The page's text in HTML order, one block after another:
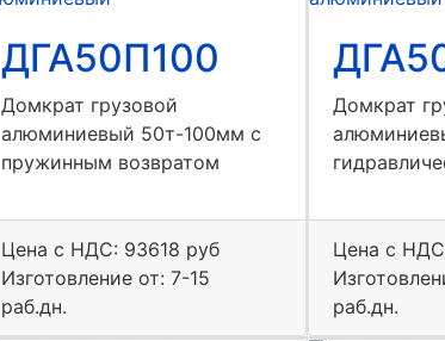
ДГА50П100
Домкрат грузовой
алюминиевый 50т-100мм с
пружинным возвратом
Цена с НДС: 93618 руб
Изготовление от: 7-15
раб.дн.
Домкрат
Цена с
раб.дн.